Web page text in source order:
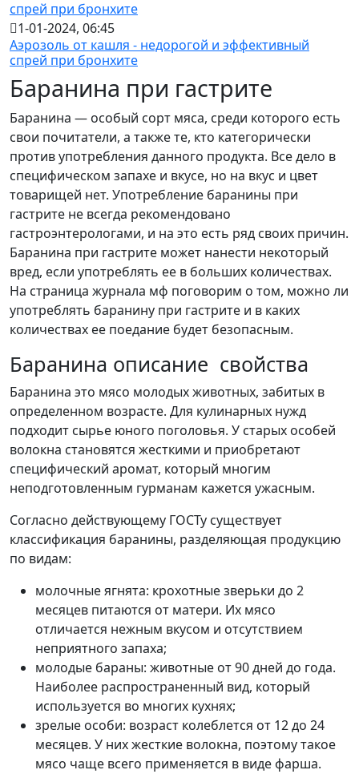
1-01-2024, 06:45
Аэрозоль от кашля - недорогой и эффективный
спрей при бронхите
Баранина при гастрите
Баранина — особый сорт мяса, среди которого есть
свои почитатели, а также те, кто категорически
против употребления данного продукта. Все дело в
специфическом запахе и вкусе, но на вкус и цвет
товарищей нет. Употребление баранины при
гастрите не всегда рекомендовано
гастроэнтерологами, и на это есть ряд своих причин.
Баранина при гастрите может нанести некоторый
вред, если употреблять ее в больших количествах.
На страница журнала мф поговорим о том, можно ли
употреблять баранину при гастрите и в каких
количествах ее поедание будет безопасным.
Баранина описание свойства
Баранина это мясо молодых животных, забитых в
определенном возрасте. Для кулинарных нужд
подходит сырье юного поголовья. У старых особей
волокна становятся жесткими и приобретают
специфический аромат, который многим
неподготовленным гурманам кажется ужасным.
Согласно действующему ГОСТу существует
классификация баранины, разделяющая продукцию
по видам:
молочные ягнята: крохотные зверьки до 2
месяцев питаются от матери. Их мясо
отличается нежным вкусом и отсутствием
неприятного запаха;
молодые бараны: животные от 90 дней до года.
Наиболее распространенный вид, который
используется во многих кухнях;
зрелые особи: возраст колеблется от 12 до 24
месяцев. У них жесткие волокна, поэтому такое
мясо чаще всего применяется в виде фарша.